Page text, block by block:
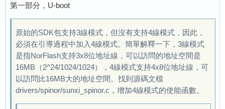
run usb efex
delay time 2500
usb init ok
set address 0x2
SUNXI_EFEX_ERASE_TAG
erase_flag = 0x0
FEX_CMD_fes_verify_status
FEX_CMD_fes_verify last err=0
sunxi spinor is already inited
dcdc2_vol = 1200
axp set dcdc2_vol to 1200 failed
dcdc3_vol = 3300
axp set dcdc3_vol to 3300 failed
aldo2_vol = 2500
axp set aldo2_vol to 2500 failed
aldo3_vol = 3000
axp set aldo3_vol to 3000 failed
ldo1_vol = 3300
第一部分，U-boot
原始的SDK包支持3線模式，但沒有支持4線模式，因此，
必須在引導過程中加入4線模式。簡單解釋一下，3線模式
是指NorFlash支持3x8位地址線，可以訪問的地址空間是
16MB（2^24/1024/1024），4線模式支持4x8位地址線，可
以訪問比16MB大的地址空間。找到源碼文檔
drivers/spinor/sunxi_spinor.c，增加4線模式的使能函數。